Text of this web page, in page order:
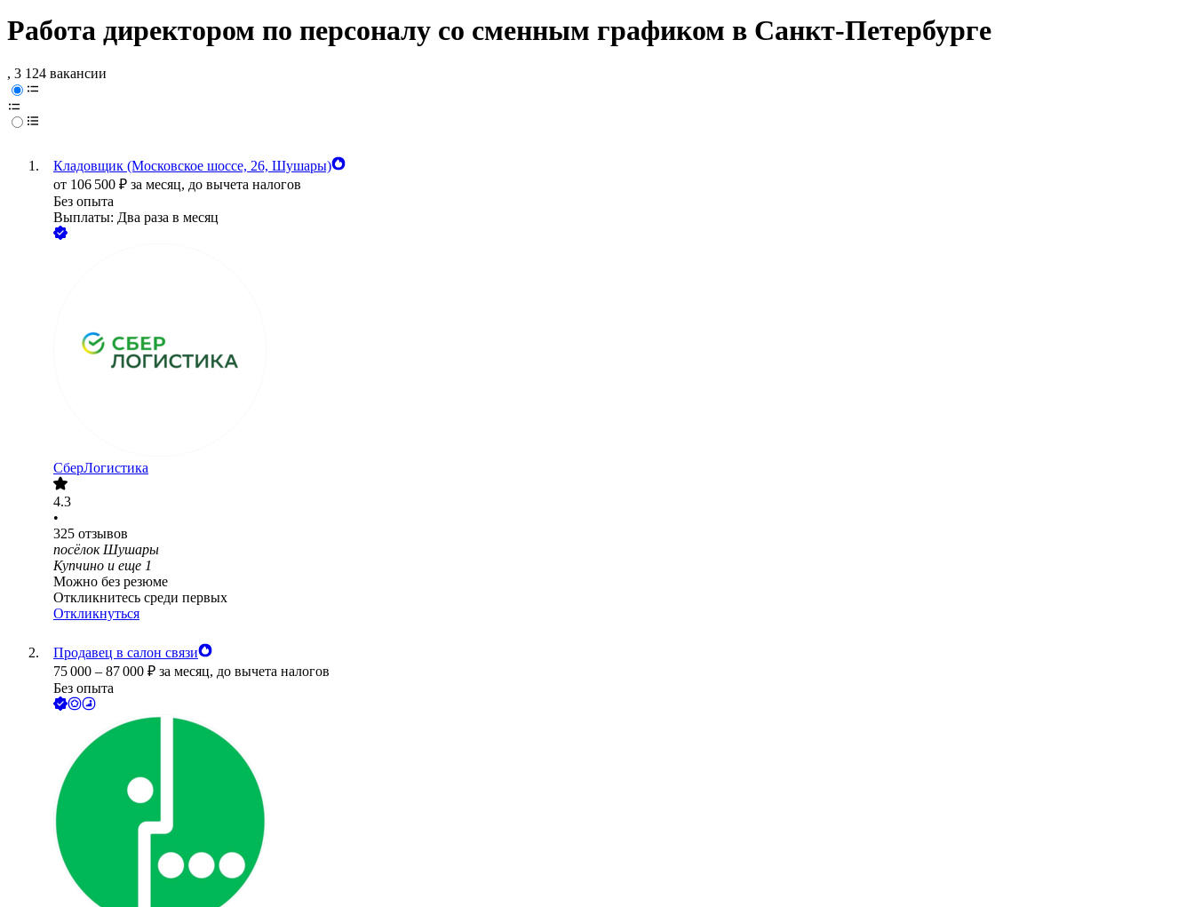
Работа директором по персоналу со сменным графиком в Санкт-Петербурге
, 3 124 вакансии
Кладовщик (Московское шоссе, 26, Шушары)
от 106 500 ₽ за месяц, до вычета налогов
Без опыта
Выплаты: Два раза в месяц
СберЛогистика
4.3
•
325 отзывов
посёлок Шушары
Купчино и еще 1
Можно без резюме
Откликнитесь среди первых
Откликнуться
Продавец в салон связи
75 000 – 87 000 ₽ за месяц, до вычета налогов
Без опыта